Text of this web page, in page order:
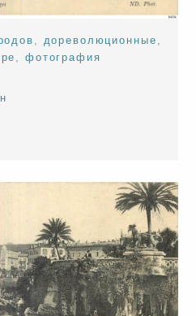
, дореволюционные ,
, фотография